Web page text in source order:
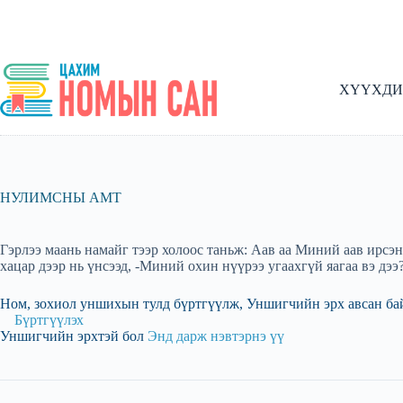
НУЛИМСНЫ АМТ
Гэрлээ маань намайг тээр холоос таньж: Аав аа Миний аав
хацар дээр нь үнсээд, -Миний охин нүүрээ угаахгүй яагаа вэ
Ном, зохиол уншихын тулд бүртгүүлж, Уншигчийн эрх авсан
Бүртгүүлэх
Уншигчийн эрхтэй бол Энд дарж нэвтэрнэ үү